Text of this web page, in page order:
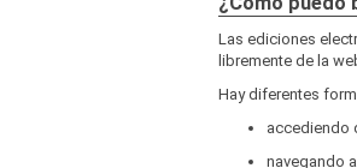
Las ediciones
libremente de la
Hay diferentes
accediendo
navegando